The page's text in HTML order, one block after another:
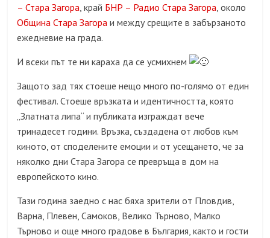
– Стара Загора, край БНР – Радио Стара Загора, около
Община Стара Загора и между срещите в забързаното
ежедневие на града.
И всеки път те ни караха да се усмихнем
Защото зад тях стоеше нещо много по-голямо от един
фестивал. Стоеше връзката и идентичността, която
„Златната липа“ и публиката изграждат вече
тринадесет години. Връзка, създадена от любов към
киното, от споделените емоции и от усещането, че за
няколко дни Стара Загора се превръща в дом на
европейското кино.
Тази година заедно с нас бяха зрители от Пловдив,
Варна, Плевен, Самоков, Велико Търново, Малко
Търново и още много градове в България, както и гости